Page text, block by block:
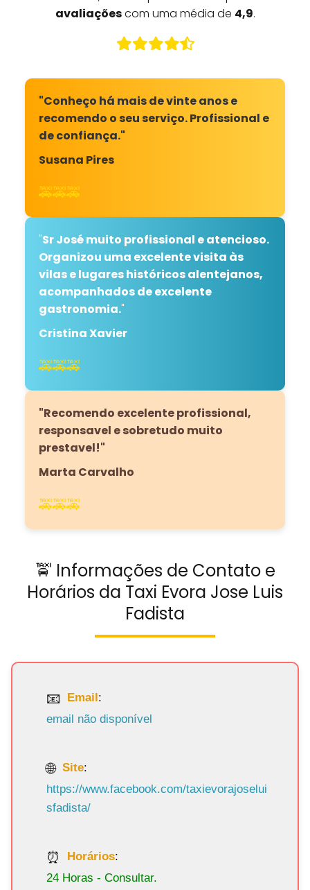
avaliaçõescom uma média de 4,9.
"Conheço há mais de vinte anos e
recomendo o seu serviço. Profissional e
de confiança."
Susana Pires
🚕🚕🚕
"Sr José muito profissional e atencioso.
Organizou uma excelente visita às
vilas e lugares históricos alentejanos,
acompanhados de excelente
gastronomia."
Cristina Xavier
🚕🚕🚕
"Recomendo excelente profissional,
responsavel e sobretudo muito
prestavel!"
Marta Carvalho
🚕🚕🚕
🚖 Informações de Contato e
Horários da Taxi Evora Jose Luis
Fadista
Email:
email não disponível
Site:
https://www.facebook.com/taxievorajoselui
sfadista/
Horários:
24 Horas - Consultar.